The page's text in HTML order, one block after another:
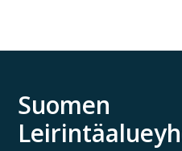
Suomen